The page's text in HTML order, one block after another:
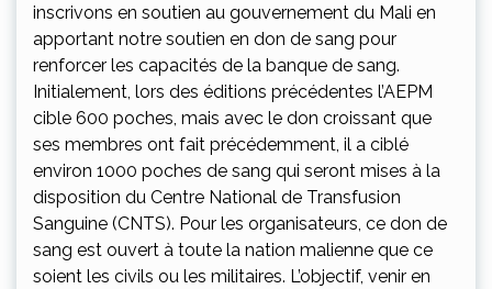
inscrivons en soutien au gouvernement du Mali en
apportant notre soutien en don de sang pour
renforcer les capacités de la banque de sang.
Initialement, lors des éditions précédentes l’AEPM
cible 600 poches, mais avec le don croissant que
ses membres ont fait précédemment, il a ciblé
environ 1000 poches de sang qui seront mises à la
disposition du Centre National de Transfusion
Sanguine (CNTS). Pour les organisateurs, ce don de
sang est ouvert à toute la nation malienne que ce
soient les civils ou les militaires. L’objectif, venir en